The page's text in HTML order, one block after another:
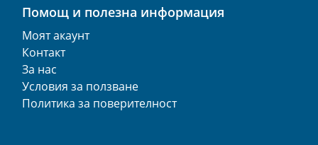
Помощ и полезна информация
Моят акаунт
Контакт
За нас
Условия за ползване
Политика за поверителност